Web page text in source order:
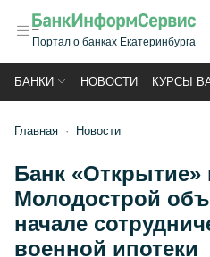
Портал о банках Екатеринбурга
БАНКИ НОВОСТИ КУРСЫ
Главная Новости
Банк «Открытие»
Молодострой
начале
военной ипотеки